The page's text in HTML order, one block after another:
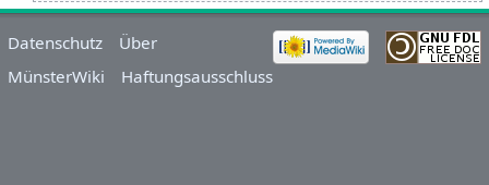
Datenschutz
Über
MünsterWiki
Haftungsausschluss